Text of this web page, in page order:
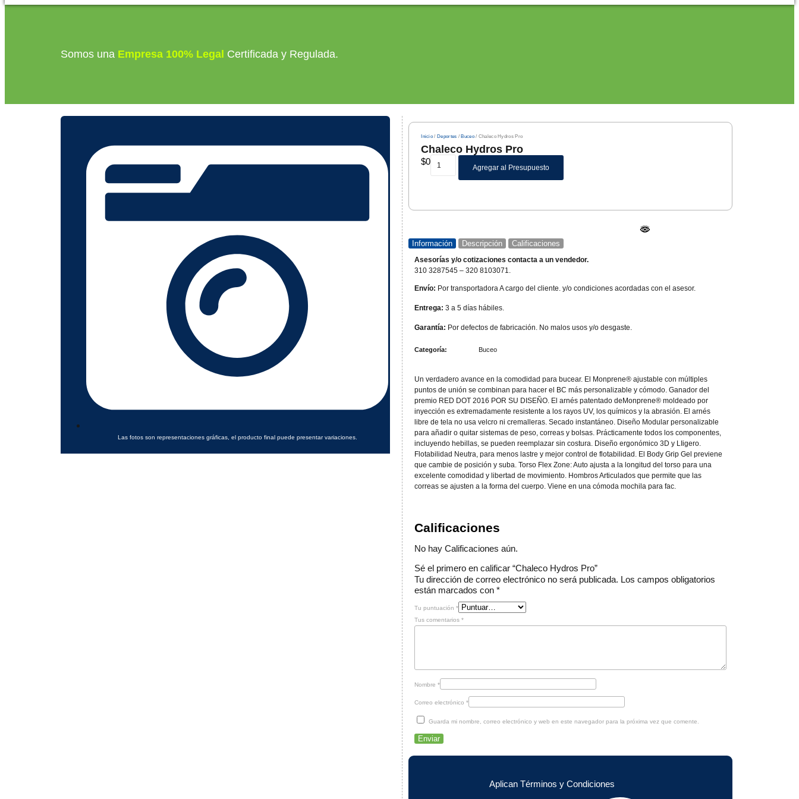
Somos una Empresa 100% Legal Certificada y Regulada.
Las fotos son representaciones gráficas, el producto final puede presentar variaciones.
Inicio /Deportes /Buceo/ Chaleco Hydros Pro
Chaleco Hydros Pro
$0
Agregar al Presupuesto
Información Descripción Calificaciones
Asesorías y/o cotizaciones contacta a un vendedor.
310 3287545 – 320 8103071.
Envío: Por transportadora A cargo del cliente. y/o condiciones acordadas con el asesor.
Entrega: 3 a 5 días hábiles.
Garantía: Por defectos de fabricación. No malos usos y/o desgaste.
Categoría: Buceo
Un verdadero avance en la comodidad para bucear. El Monprene® ajustable con múltiples
puntos de unión se combinan para hacer el BC más personalizable y cómodo. Ganador del
premio RED DOT 2016 POR SU DISEÑO. El arnés patentado deMonprene® moldeado por
inyección es extremadamente resistente a los rayos UV, los químicos y la abrasión. El arnés
libre de tela no usa velcro ni cremalleras. Secado instantáneo. Diseño Modular personalizable
para añadir o quitar sistemas de peso, correas y bolsas. Prácticamente todos los componentes,
incluyendo hebillas, se pueden reemplazar sin costura. Diseño ergonómico 3D y LIigero.
Flotabilidad Neutra, para menos lastre y mejor control de flotabilidad. El Body Grip Gel previene
que cambie de posición y suba. Torso Flex Zone: Auto ajusta a la longitud del torso para una
excelente comodidad y libertad de movimiento. Hombros Articulados que permite que las
correas se ajusten a la forma del cuerpo. Viene en una cómoda mochila para fac.
Calificaciones
No hay Calificaciones aún.
Sé el primero en calificar “Chaleco Hydros Pro”
Tu dirección de correo electrónico no será publicada. Los campos obligatorios
están marcados con*
Tu puntuación*
Tus comentarios*
Nombre*
Correo electrónico*
Guarda mi nombre, correo electrónico y web en este navegador para la próxima vez que comente.
Aplican Términos y Condiciones